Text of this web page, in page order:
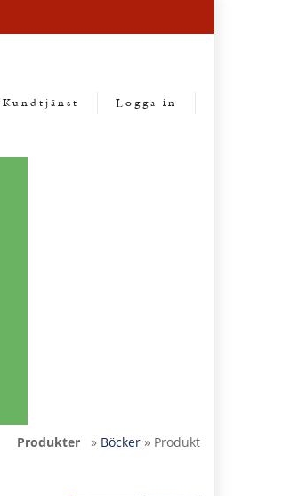
Kundtjänst Logga in
Produkter » Böcker » Produkt